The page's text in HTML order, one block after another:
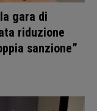
gara di
riduzione
sanzione”